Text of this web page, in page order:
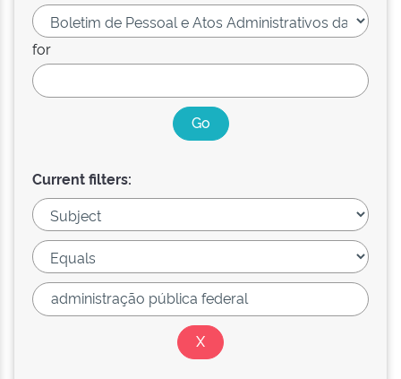
for
Current filters: